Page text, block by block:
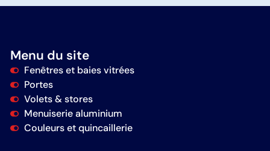
Menu du site
Fenêtres et baies vitrées
Portes
Volets & stores
Menuiserie aluminium
Couleurs et quincaillerie